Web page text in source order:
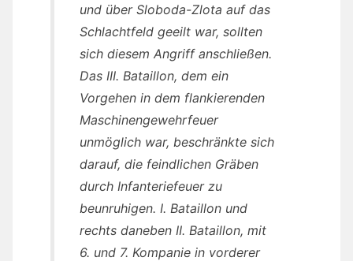
und über Sloboda-Zlota auf das
Schlachtfeld geeilt war, sollten
sich diesem Angriff anschließen.
Das III. Bataillon, dem ein
Vorgehen in dem flankierenden
Maschinengewehrfeuer
unmöglich war, beschränkte sich
darauf, die feindlichen Gräben
durch Infanteriefeuer zu
beunruhigen. I. Bataillon und
rechts daneben II. Bataillon, mit
6. und 7. Kompanie in vorderer